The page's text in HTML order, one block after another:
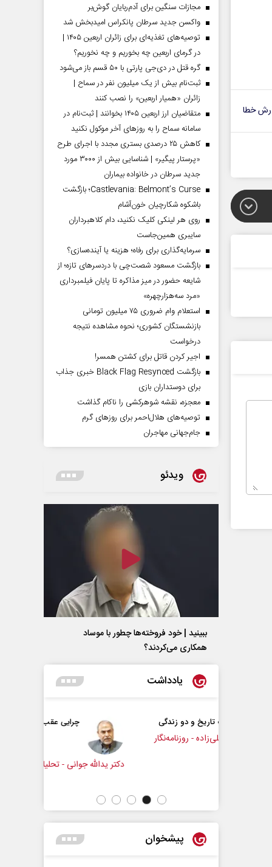
خطا
مجازات سنگین برای آدم‌ربایان گوش‌بر
واکسن جدید سرطان پانکراس امیدبخش شد
توصیه‌های تغذیه‌ای برای زائران اربعین ۱۴۰۵ |
در گرمای اربعین چه بخوریم و چه نخوریم؟
گره قتل در دی‌جی پارتی با ۵۰ قسم باز می‌شود
ثبت‌نام بیش از یک میلیون نفر در سماح |
زائران «همیار اربعین» را نصب کنند
متقاضیان ارز اربعین ۱۴۰۵ بخوانند | ثبت‌نام در
سامانه سماح را به روز‌های آخر موکول نکنید
کاهش ۲۵ درصدی بستری مجدد با اجرای طرح
«پرستار پیگیر» | شناسایی بیش از ۳۰۰۰ مورد
جدید سرطان در خانواده بیماران
Castlevania: Belmont’s Curse؛ بازگشت
باشکوه شکارچیان خون‌آشام
روی هر لینکی کلیک نکنید، دام کلاهبرداران
سایبری همین‌جاست
سرمایه‌گذاری برای رفاه؛ هزینه یا آینده‌سازی؟
بازگشت مسعود شصت‌چی با دردسر‌های تازه؛ از
شایعه حضور در میز مذاکره تا پایان فیلمبرداری
«مرد سه‌هزارچهره»
استعلام وام ضروری ۷۵ میلیون تومانی
بازنشستگان کشوری؛ نحوه مشاهده نتیجه
درخواست
اجیر کردن قاتل برای کشتن همسر!
بازگشت Black Flag Resynced خبری جذاب
برای دوستداران بازی
معجزه، نقشه شوهرکشی را ناکام گذاشت
توصیه‌های هلال‌احمر برای روز‌های گرم
جام‌جهانی مهاجران
ویدئو
ببینید | خود فروخته‌ها چطور با موساد
همکاری می‌کردند؟
یادداشت
چرایی عقب‌نشینی ترامپ؟
دکتر یدالله جوانی - تحلیلگر مسائل سیاسی
پیشخوان